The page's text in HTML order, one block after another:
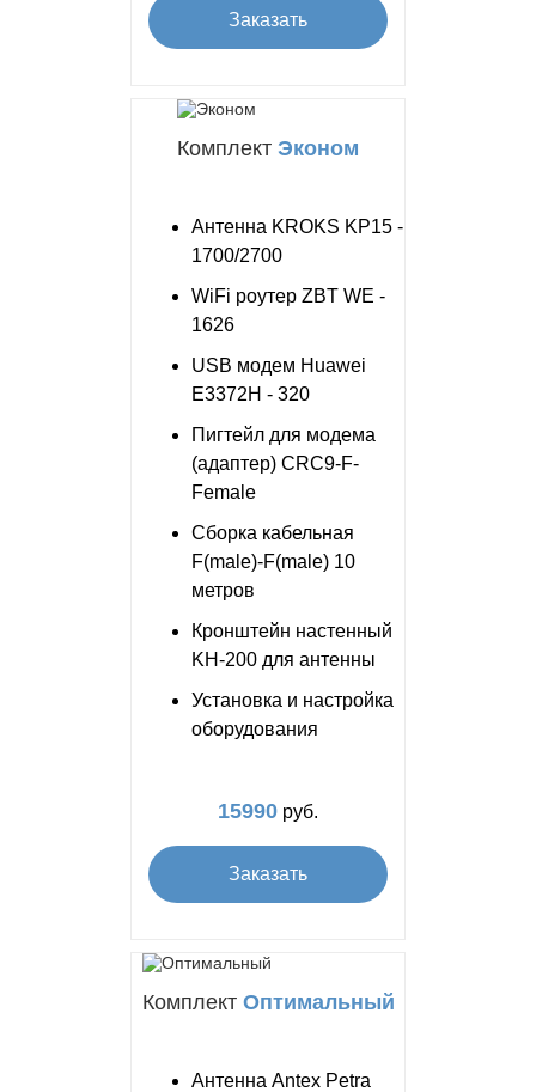
Заказать
Комплект Эконом
Антенна KROKS KP15 -
1700/2700
WiFi роутер ZBT WE -
1626
USB модем Huawei
E3372H - 320
Пигтейл для модема
(адаптер) CRC9-F-
Female
Сборка кабельная
F(male)-F(male) 10
метров
Кронштейн настенный
KH-200 для антенны
Установка и настройка
оборудования
15990 руб.
Заказать
Комплект Оптимальный
Антенна Antex Petra